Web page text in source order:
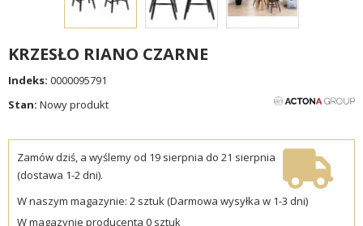
KRZESŁO RIANO CZARNE
Indeks: 0000095791
Stan: Nowy produkt
Zamów dziś, a wyślemy od 19 sierpnia do 21 sierpnia
(dostawa 1-2 dni).
W naszym magazynie: 2 sztuk (Darmowa wysyłka w 1-3 dni)
W magazynie producenta 0 sztuk